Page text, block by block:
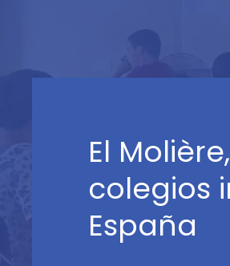
El
colegios
España